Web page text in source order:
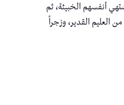
أنفسهم الخبيثة، ثم
العليم القدير، وزجراً